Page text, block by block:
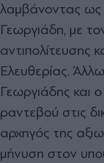
λαμβάνοντας ως
Γεωργιάδη, με
αντιπολίτευσης
Ελευθερίας.
Γεωργιάδης και
ραντεβού στις
αρχηγός της
μήνυση στον